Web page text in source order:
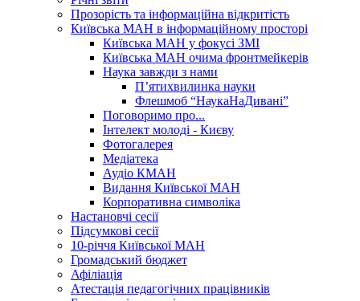
Прозорість та інформаційна відкритість
Київська МАН в інформаційному просторі
Київська МАН у фокусі ЗМІ
Київська МАН очима фронтмейкерів
Наука завжди з нами
П’ятихвилинка науки
Флешмоб “НаукаНаДивані”
Поговоримо про...
Інтелект молоді - Києву
Фотогалерея
Медіатека
Аудіо КМАН
Видання Київської МАН
Корпоративна символіка
Настановчі сесії
Підсумкові сесії
10-річчя Київської МАН
Громадський бюджет
Афіліація
Атестація педагогічних працівників